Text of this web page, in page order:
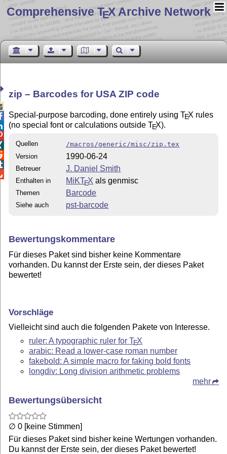
Comprehensive TEX Archive Network
zip – Barcodes for USA ZIP code
Special-purpose barcoding, done entirely usingTEX rules
(no special font or calculations outsideTEX).
Quellen
/macros/generic/misc/zip.tex
Version
1990-06-24
Betreuer J. Daniel Smith
Enthalten in MiKTEX als genmisc
Themen Barcode
Siehe auch pst-barcode
Bewertungskommentare
Für dieses Paket sind bisher keine Kommentare
vorhanden. Du kannst der Erste sein, der dieses Paket
bewertet!
Vorschläge
Vielleicht sind auch die folgenden Pakete von Interesse.
ruler: A typographic ruler forTEX
arabic: Read a lower-case roman number
fakebold: A simple macro for faking bold fonts
longdiv: Long division arithmetic problems
mehr
Bewertungsübersicht
∅ 0 [keine Stimmen]
Für dieses Paket sind bisher keine Wertungen vorhanden.
Du kannst der Erste sein, der dieses Paket bewertet!